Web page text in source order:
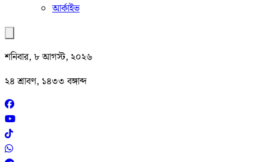
আর্কাইভ
শনিবার, ৮ আগস্ট, ২০২৬
২৪ শ্রাবণ, ১৪৩৩ বঙ্গাব্দ